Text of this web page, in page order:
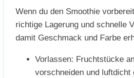
Wenn du den Smoothie
richtige Lagerung und schnelle
damit Geschmack und Farbe
Vorlassen: Fruchtstücke
vorschneiden und luftdicht